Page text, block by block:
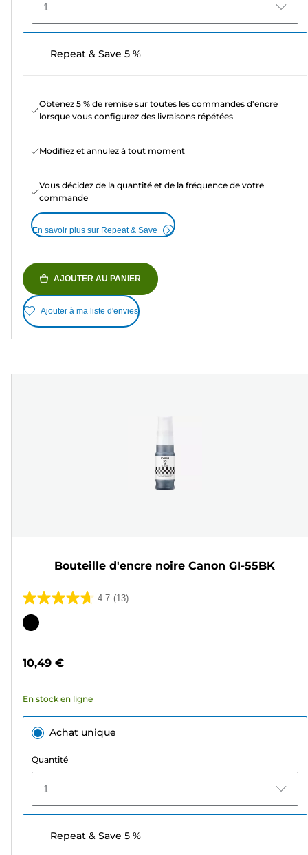
1
Repeat & Save 5 %
Obtenez 5 % de remise sur toutes les commandes d'encre
lorsque vous configurez des livraisons répétées
Modifiez et annulez à tout moment
Vous décidez de la quantité et de la fréquence de votre
commande
En savoir plus sur Repeat & Save
AJOUTER AU PANIER
Ajouter à ma liste d'envies
Bouteille d'encre noire Canon GI-55BK
4.7 (13)
4.7
sur
13
Cartouche
10,49 €
En stock en ligne
Achat unique
Quantité
1
Repeat & Save 5 %